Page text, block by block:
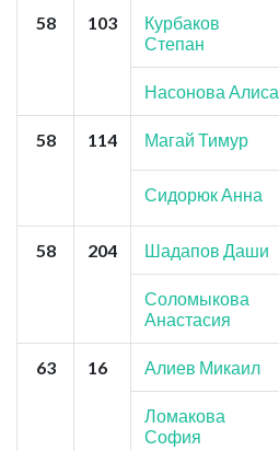
58 103
Курбаков
Степан
Насонова Алиса
58 114 Магай Тимур
Сидорюк Анна
58 204 Шадапов Даши
Соломыкова
Анастасия
63 16 Алиев Микаил
Ломакова
София